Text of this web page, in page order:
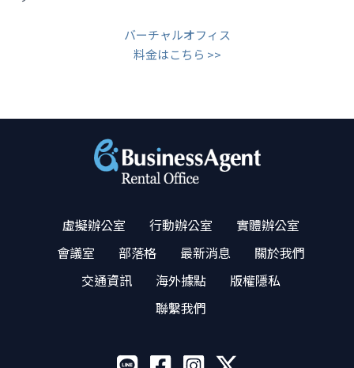
バーチャルオフィス
料金はこちら >>
虛擬辦公室 行動辦公室
實體辦公室
會議室
部落格 最新消息
關於我們
交通資訊
海外據點
版權隱私
聯繫我們